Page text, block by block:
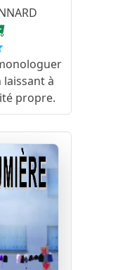
laissant à
propre.